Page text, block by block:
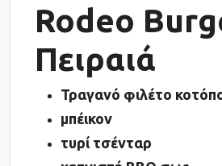
Rodeo
Πειραιά
Τραγανό φιλέτο
μπέικον
τυρί τσένταρ